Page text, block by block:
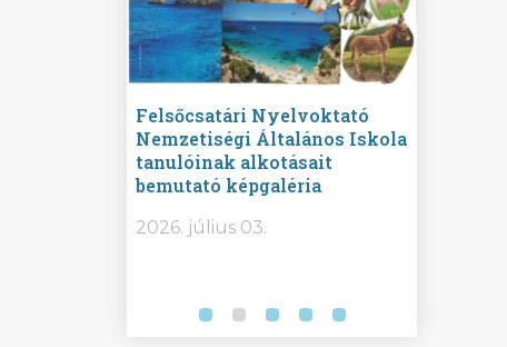
Felsőcsatári Nyelvoktató
Nemzetiségi Általános Iskola
tanulóinak alkotásait
bemutató képgaléria
2026. július 03.